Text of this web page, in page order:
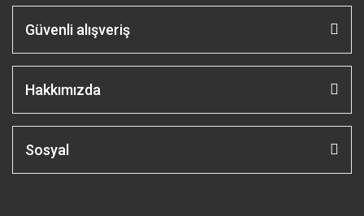
Güvenli alışveriş
Hakkımızda
Sosyal